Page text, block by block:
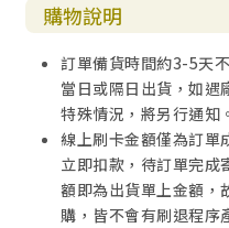
購物說明
訂單備貨時間約3-5天
當日或隔日出貨，如遇
特殊情況，將另行通知
線上刷卡金額僅為訂單
立即扣款，待訂單完成
額即為出貨單上金額，
購，皆不會有刷退程序